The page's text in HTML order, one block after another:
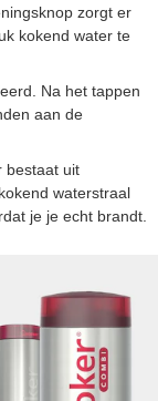
zorgt er
kokend water te
Na het tappen
aan de
bestaat uit
waterstraal
je je echt brandt.